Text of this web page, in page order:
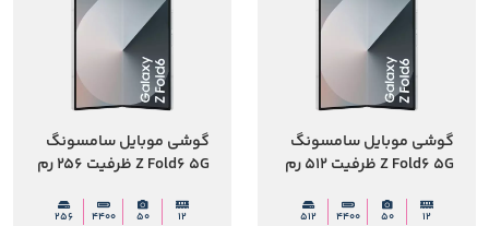
گوشی موبایل سامسونگ
Z Fold6 5G ظرفیت 512 رم
12
50
4400
512
گوشی موبایل سامسونگ
Z Fold6 5G ظرفیت 256 رم
12
50
4400
256